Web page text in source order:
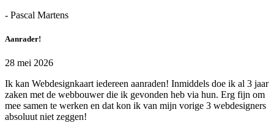
- Pascal Martens
Aanrader!
28 mei 2026
Ik kan Webdesignkaart iedereen aanraden! Inmiddels doe ik al 3 jaar
zaken met de webbouwer die ik gevonden heb via hun. Erg fijn om
mee samen te werken en dat kon ik van mijn vorige 3 webdesigners
absoluut niet zeggen!